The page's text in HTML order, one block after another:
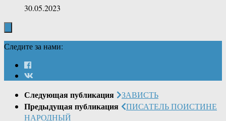
30.05.2023
Следите за нами:
Следующая публикация ЗАВИСТЬ
Предыдущая публикация
ПИСАТЕЛЬ ПОИСТИНЕ
НАРОДНЫЙ